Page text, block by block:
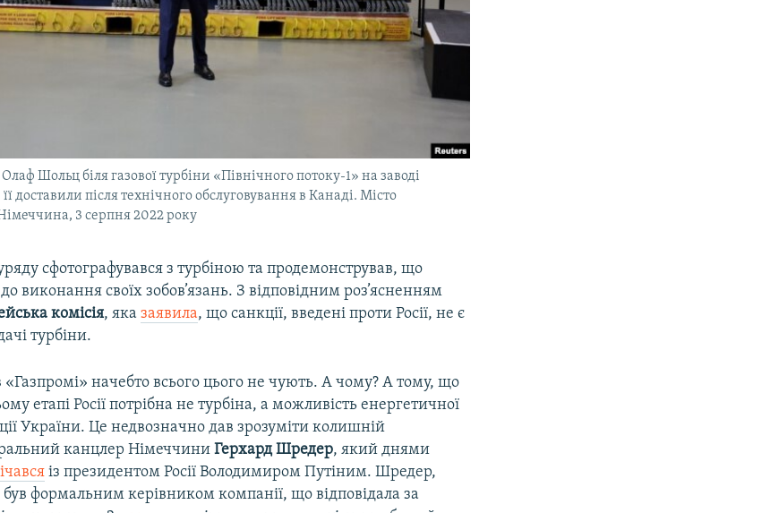
Шольц біля газової турбіни «Північного потоку-1» на заводі
доставили після технічного обслуговування в Канаді. Місто
3 серпня 2022 року
сфотографувався з турбіною та продемонстрував, що
виконання своїх зобов’язань. З відповідним роз’ясненням
комісія, яказаявила, що санкції, введені проти Росії, не є
турбіни.
«Газпромі» начебто всього цього не чують. А чому? А тому, що
етапі Росії потрібна не турбіна, а можливість енергетичної
України. Це недвозначно дав зрозуміти колишній
канцлер Німеччини Герхард Шредер, який днями
із президентом Росії Володимиром Путіним. Шредер,
формальним керівником компанії, що відповідала за